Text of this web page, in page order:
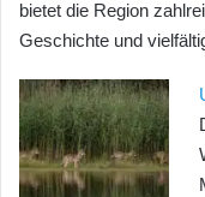
bietet die Region
Geschichte und